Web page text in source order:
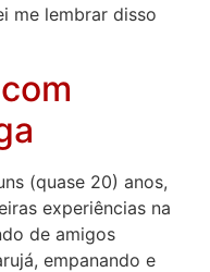
me lembrar disso
(quase 20) anos,
experiências na
de amigos
empanando e